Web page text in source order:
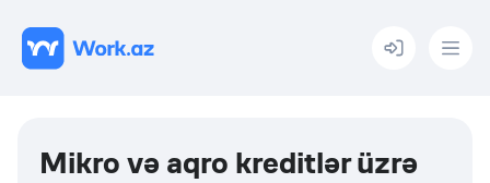
Menu
Mikro və aqro kreditlər üzrə